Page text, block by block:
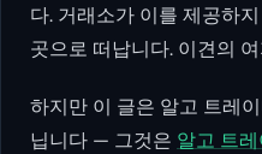
다. 거래소가 이를 제공하
곳으로 떠납니다. 이견의
하지만 이 글은 알고 트레
닙니다 — 그것은 알고 트